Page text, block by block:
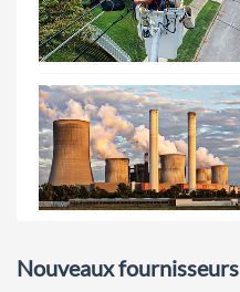
Nouveaux fournisseurs